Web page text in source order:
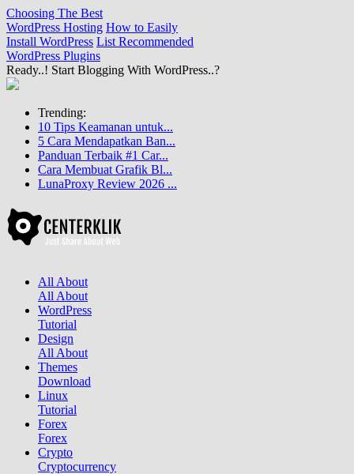
Choosing The Best
WordPress Hosting How to Easily
Install WordPress List Recommended
WordPress Plugins
Ready..! Start Blogging With WordPress..?
Trending:
10 Tips Keamanan untuk...
5 Cara Mendapatkan Ban...
Panduan Terbaik #1 Car...
Cara Membuat Grafik Bl...
LunaProxy Review 2026 ...
All About
All About
WordPress
Tutorial
Design
All About
Themes
Download
Linux
Tutorial
Forex
Forex
Crypto
Cryptocurrency